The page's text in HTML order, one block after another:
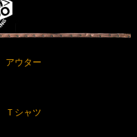
アウター
Ｔシャツ